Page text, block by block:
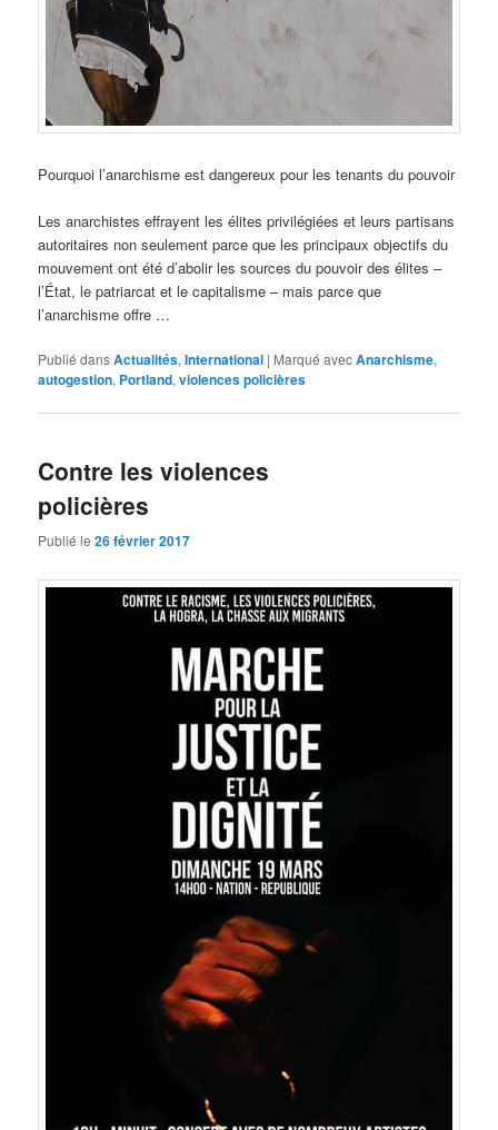
Pourquoi l’anarchisme est dangereux pour les tenants du pouvoir
Les anarchistes effrayent les élites privilégiées et leurs partisans
autoritaires non seulement parce que les principaux objectifs du
mouvement ont été d’abolir les sources du pouvoir des élites –
l’État, le patriarcat et le capitalisme – mais parce que
l’anarchisme offre …
Publié dansActualités,International | Marqué avecAnarchisme,
autogestion, Portland,violences policières
Contre les violences
policières
Publié le26 février 2017